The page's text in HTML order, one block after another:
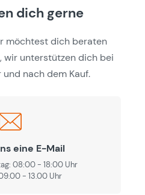
dich gerne
möchtest dich beraten
wir unterstützen dich bei
nach dem Kauf.
eine E-Mail
08:00 - 18:00 Uhr
- 13.00 Uhr